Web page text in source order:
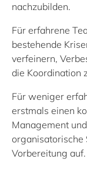
nachzubilden.
Für erfahrene
bestehende
verfeinern,
die Koordination
Für weniger
erstmals einen
Management
organisatorische
Vorbereitung auf.